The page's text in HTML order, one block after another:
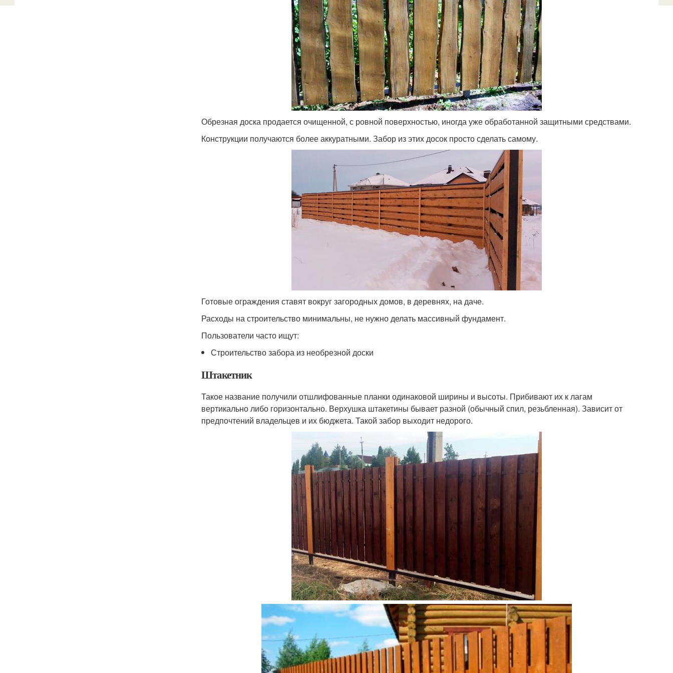
Обрезная доска продается очищенной, с ровной поверхностью, иногда уже обработанной защитными средствами.
Конструкции получаются более аккуратными. Забор из этих досок просто сделать самому.
Готовые ограждения ставят вокруг загородных домов, в деревнях, на даче.
Расходы на строительство минимальны, не нужно делать массивный фундамент.
Пользователи часто ищут:
Строительство забора из необрезной доски
Штакетник
Такое название получили отшлифованные планки одинаковой ширины и высоты. Прибивают их к лагам
вертикально либо горизонтально. Верхушка штакетины бывает разной (обычный спил, резьбленная). Зависит от
предпочтений владельцев и их бюджета. Такой забор выходит недорого.